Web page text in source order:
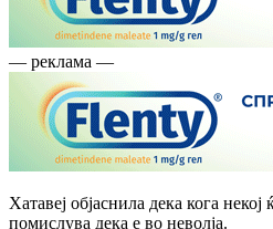
— реклама —
Хатавеј објаснила дека кога
помислува дека е во неволја.